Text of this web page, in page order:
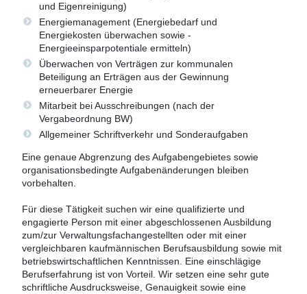
und Eigenreinigung)
Energiemanagement (Energiebedarf und
Energiekosten überwachen sowie -
Energieeinsparpotentiale ermitteln)
Überwachen von Verträgen zur kommunalen
Beteiligung an Erträgen aus der Gewinnung
erneuerbarer Energie
Mitarbeit bei Ausschreibungen (nach der
Vergabeordnung BW)
Allgemeiner Schriftverkehr und Sonderaufgaben
Eine genaue Abgrenzung des Aufgabengebietes sowie
organisationsbedingte Aufgabenänderungen bleiben
vorbehalten.
Für diese Tätigkeit suchen wir eine qualifizierte und
engagierte Person mit einer abgeschlossenen Ausbildung
zum/zur Verwaltungsfachangestellten oder mit einer
vergleichbaren kaufmännischen Berufsausbildung sowie mit
betriebswirtschaftlichen Kenntnissen. Eine einschlägige
Berufserfahrung ist von Vorteil. Wir setzen eine sehr gute
schriftliche Ausdrucksweise, Genauigkeit sowie eine